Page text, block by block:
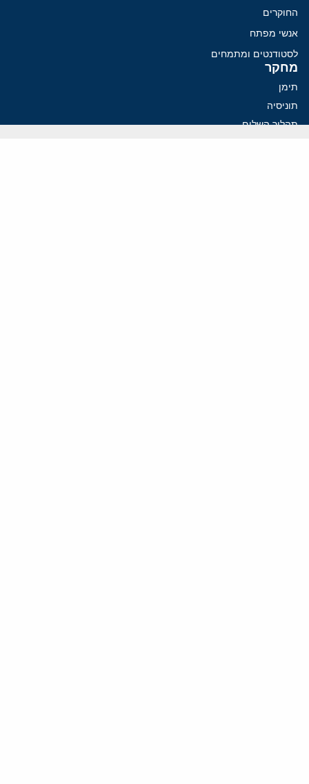
החוקרים
אנשי מפתח
לסטודנטים ומתמחים
מחקר
תימן
תוניסיה
תהליך השלום